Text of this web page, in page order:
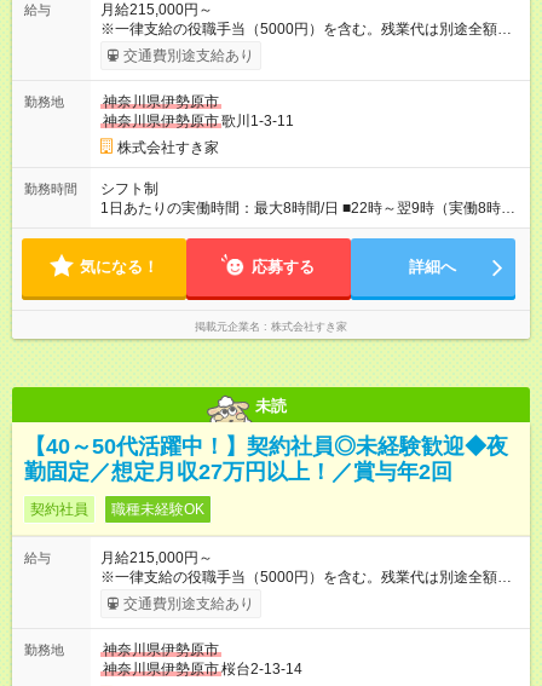
給与
月給215,000円～
※一律支給の役職手当（5000円）を含む。残業代は別途全額支
給。 ※深夜勤務手当は、残業時間等により変動します。 ※想定
月収27万円以上 ※最大4回昇給のチャンスあり ※賞与年2回支給
交通費別途支給あり
勤務地
神奈川県伊勢原市
神奈川県伊勢原市歌川1-3-11
株式会社すき家
勤務時間
シフト制
1日あたりの実働時間：最大8時間/日 ■22時～翌9時（実働8時
間） ※上記はあくまでも一例です。店舗により、時間が前後す
のシフトを組んでいます。 ★各店舗のサポートのために本社に
気になる！ 応募する 詳細へ
掲載元企業名 株式会社すき家
未読
【40～50代活躍中！】契約社員◎未経験歓迎◆夜
勤固定／想定月収27万円以上！／賞与年2回
契約社員 職種未経験OK
給与
月給215,000円～
※一律支給の役職手当（5000円）を含む。残業代は別途全額支
給。 ※深夜勤務手当は、残業時間等により変動します。 ※想定
月収27万円以上 ※最大4回昇給のチャンスあり ※賞与年2回支給
交通費別途支給あり
勤務地
神奈川県伊勢原市
神奈川県伊勢原市桜台2-13-14